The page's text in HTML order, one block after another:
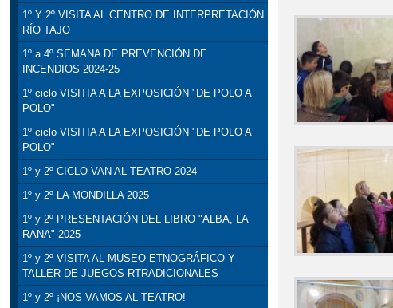
1º Y 2º VISITA AL CENTRO DE INTERPRETACIÓN
RÍO TAJO
1º a 4º SEMANA DE PREVENCIÓN DE
INCENDIOS 2024-25
1º ciclo VISITIA A LA EXPOSICIÓN "DE POLO A
POLO"
1º ciclo VISITIA A LA EXPOSICIÓN "DE POLO A
POLO"
1º y 2º CICLO VAN AL TEATRO 2024
1º y 2º LA MONDILLA 2025
1º y 2º PRESENTACIÓN DEL LIBRO "ALBA, LA
RANA" 2025
1º y 2º VISITA AL MUSEO ETNOGRÁFICO Y
TALLER DE JUEGOS RTRADICIONALES
1º y 2º ¡NOS VAMOS AL TEATRO!